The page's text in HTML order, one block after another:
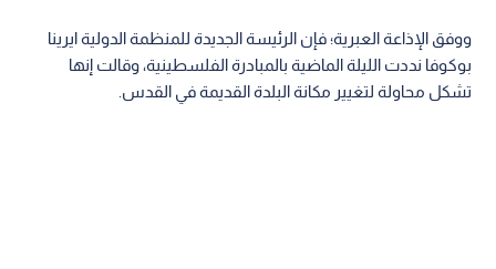
ووفق الإذاعة العبرية؛ فإن الرئيسة الجديدة للمنظمة الدولية ايرينا
بوكوفا نددت الليلة الماضية بالمبادرة الفلسطينية، وقالت إنها
تشكل محاولة لتغيير مكانة البلدة القديمة في القدس.